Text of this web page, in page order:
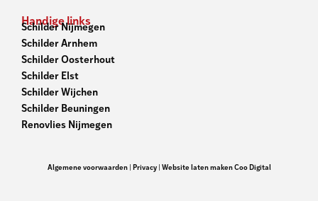
Handige links
Schilder Nijmegen
Schilder Arnhem
Schilder Oosterhout
Schilder Elst
Schilder Wijchen
Schilder Beuningen
Renovlies Nijmegen
Algemene voorwaarden| Privacy| Website laten maken Coo Digital